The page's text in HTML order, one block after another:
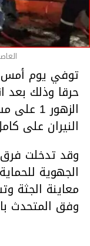
حرقا وذلك بعد
النيران على
وقد تدخلت فرق
الجهوية
معاينة الجثة
وفق المتحدث